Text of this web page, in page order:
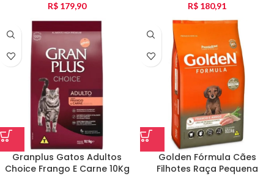
R$ 179,90 R$ 180,91
Granplus Gatos Adultos
Choice Frango E Carne 10Kg
Golden Fórmula Cães
Filhotes Raça Pequena